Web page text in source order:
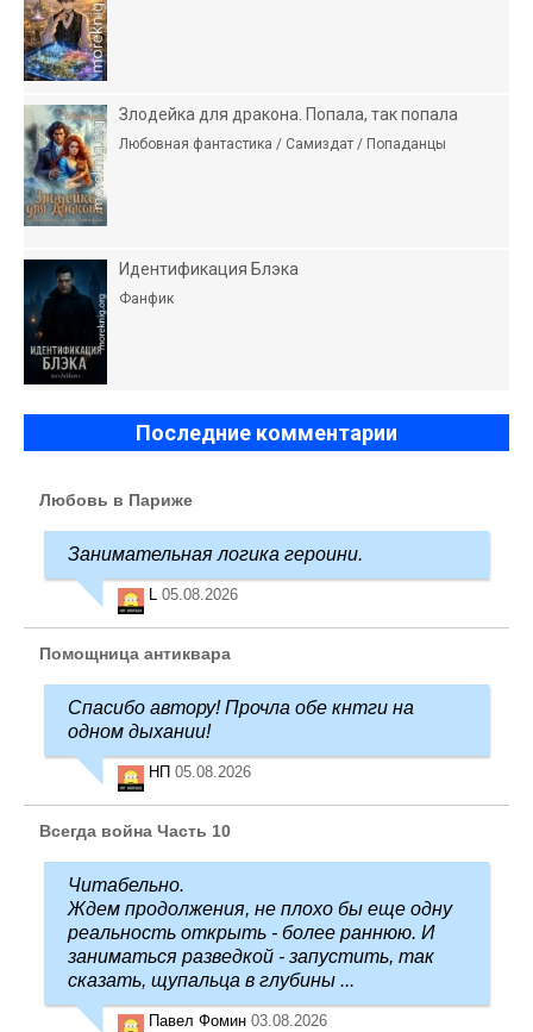
Злодейка для дракона. Попала, так попала
Любовная фантастика / Самиздат / Попаданцы
Идентификация Блэка
Фанфик
Последние комментарии
Любовь в Париже
Занимательная логика героини.
05.08.2026
Помощница антиквара
Спасибо автору! Прочла обе кнтги на
одном дыхании!
НП 05.08.2026
Всегда война Часть 10
Читабельно.
Ждем продолжения, не плохо бы еще одну
реальность открыть - более раннюю. И
заниматься разведкой - запустить, так
сказать, щупальца в глубины ...
Павел Фомин 03.08.2026